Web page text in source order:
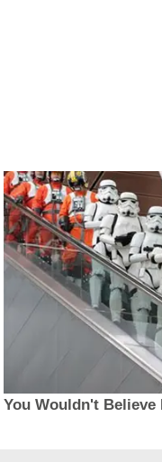
You Wouldn't Believe